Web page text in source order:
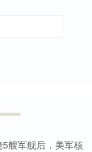
艘军舰后，美军核